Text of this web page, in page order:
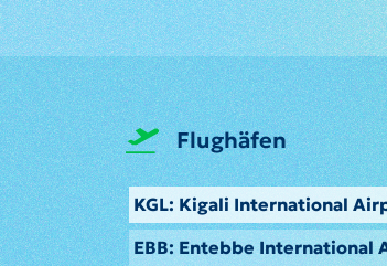
Flughäfen
KGL: Kigali International
EBB: Entebbe International